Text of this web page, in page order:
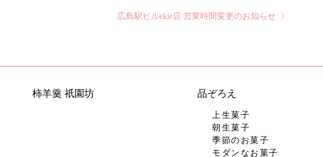
広島駅ビルekie店 営業時間変更のお知らせ
柿羊羹 祇園坊 品ぞろえ
上生菓子
朝生菓子
季節のお菓子
モダンなお菓子